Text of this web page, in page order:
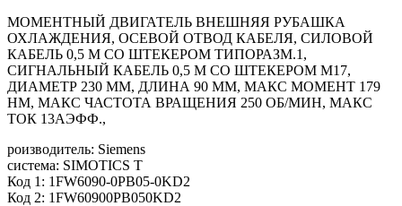
МОМЕНТНЫЙ ДВИГАТЕЛЬ ВНЕШНЯЯ РУБАШКА
ОХЛАЖДЕНИЯ, ОСЕВОЙ ОТВОД КАБЕЛЯ, СИЛОВОЙ
КАБЕЛЬ 0,5 М СО ШТЕКЕРОМ ТИПОРАЗМ.1,
СИГНАЛЬНЫЙ КАБЕЛЬ 0,5 М СО ШТЕКЕРОМ M17,
ДИАМЕТР 230 ММ, ДЛИНА 90 ММ, МАКС МОМЕНТ 179
HM, МАКС ЧАСТОТА ВРАЩЕНИЯ 250 ОБ/МИН, МАКС
ТОК 13АЭФФ.,
роизводитель: Siemens
система: SIMOTICS T
Код 1: 1FW6090-0PB05-0KD2
Код 2: 1FW60900PB050KD2